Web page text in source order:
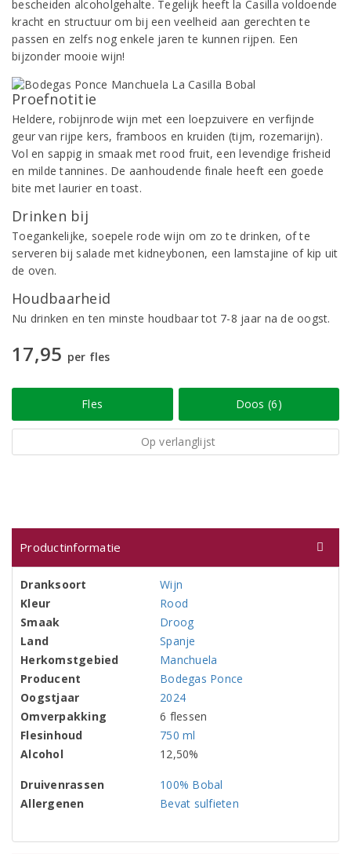
bescheiden alcoholgehalte. Tegelijk heeft la Casilla voldoende
kracht en structuur om bij een veelheid aan gerechten te
passen en zelfs nog enkele jaren te kunnen rijpen. Een
bijzonder mooie wijn!
Proefnotitie
Heldere, robijnrode wijn met een loepzuivere en verfijnde
geur van rijpe kers, framboos en kruiden (tijm, rozemarijn).
Vol en sappig in smaak met rood fruit, een levendige frisheid
en milde tannines. De aanhoudende finale heeft een goede
bite met laurier en toast.
Drinken bij
Toegankelijke, soepele rode wijn om zo te drinken, of te
serveren bij salade met kidneybonen, een lamstajine of kip uit
de oven.
Houdbaarheid
Nu drinken en ten minste houdbaar tot 7-8 jaar na de oogst.
17,95 per fles
Fles Doos (6)
Op verlanglijst
Productinformatie
Dranksoort
Wijn
Kleur
Rood
Smaak
Droog
Land
Spanje
Herkomstgebied
Manchuela
Producent
Bodegas Ponce
Oogstjaar
2024
Omverpakking
6 flessen
Flesinhoud
750 ml
Alcohol
12,50%
Druivenrassen
100% Bobal
Allergenen
Bevat sulfieten